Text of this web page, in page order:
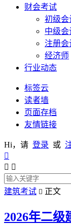
财会考试
初级会
中级会
注册会
经济师
行业动态
标签云
读者墙
页面存档
友情链接
Hi，请 登录 或

 
建筑考试  正文
2026年二级